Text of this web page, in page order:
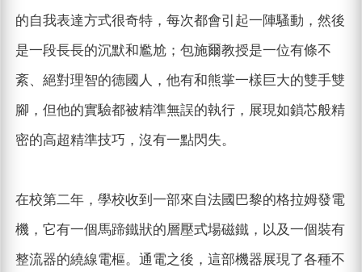
的自我表達方式很奇特，每次都會引起一陣騷動，然後
是一段長長的沉默和尷尬；包施爾教授是一位有條不
紊、絕對理智的德國人，他有和熊掌一樣巨大的雙手雙
腳，但他的實驗都被精準無誤的執行，展現如鎖芯般精
密的高超精準技巧，沒有一點閃失。
在校第二年，學校收到一部來自法國巴黎的格拉姆發電
機，它有一個馬蹄鐵狀的層壓式場磁鐵，以及一個裝有
整流器的繞線電樞。通電之後，這部機器展現了各種不